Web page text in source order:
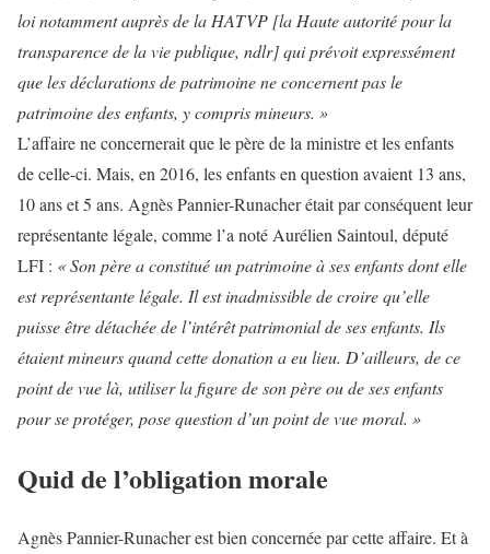
loi notamment auprès de la HATVP [la Haute autorité pour la
transparence de la vie publique, ndlr] qui prévoit expressément
que les déclarations de patrimoine ne concernent pas le
patrimoine des enfants, y compris mineurs. »
L’affaire ne concernerait que le père de la ministre et les enfants
de celle-ci. Mais, en 2016, les enfants en question avaient 13 ans,
10 ans et 5 ans. Agnès Pannier-Runacher était par conséquent leur
représentante légale, comme l’a noté Aurélien Saintoul, député
LFI : « Son père a constitué un patrimoine à ses enfants dont elle
est représentante légale. Il est inadmissible de croire qu’elle
puisse être détachée de l’intérêt patrimonial de ses enfants. Ils
étaient mineurs quand cette donation a eu lieu. D’ailleurs, de ce
point de vue là, utiliser la figure de son père ou de ses enfants
pour se protéger, pose question d’un point de vue moral. »
Quid de l’obligation morale
Agnès Pannier-Runacher est bien concernée par cette affaire. Et à